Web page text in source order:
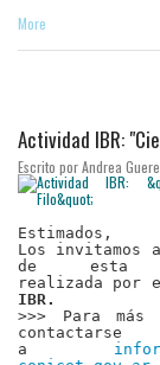
More
Actividad IBR:
Escrito porAndrea
Estimados,
Los invitamos
de esta
realizada por
IBR.
>>> Para más
contactarse
a